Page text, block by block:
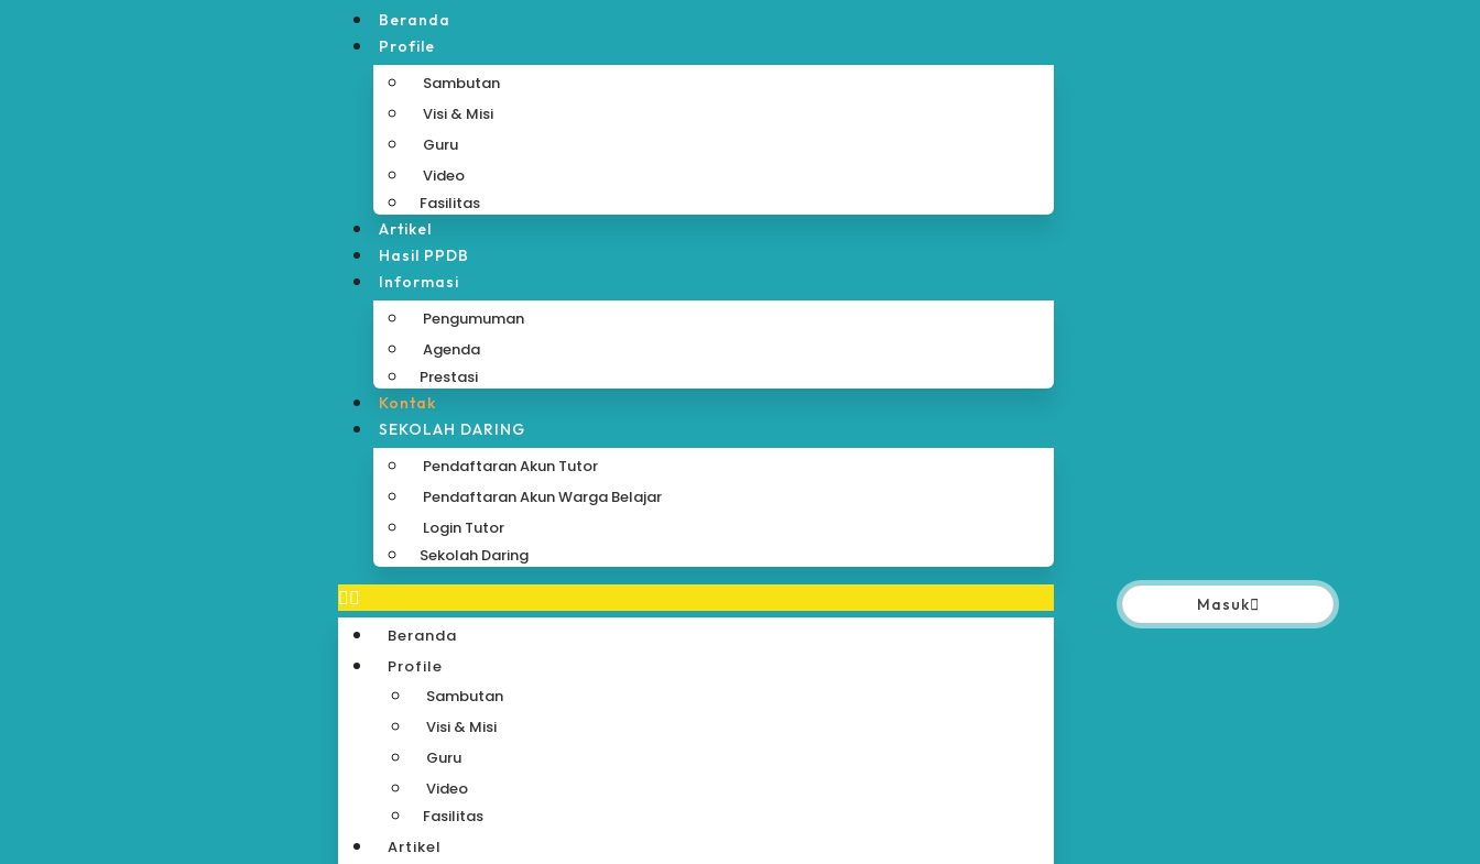
Beranda
Profile
Sambutan
Visi & Misi
Guru
Video
Fasilitas
Artikel
Hasil PPDB
Informasi
Pengumuman
Agenda
Prestasi
Kontak
SEKOLAH DARING
Pendaftaran Akun Tutor
Pendaftaran Akun Warga Belajar
Login Tutor
Sekolah Daring
Beranda
Profile
Sambutan
Visi & Misi
Guru
Video
Fasilitas
Artikel
Masuk